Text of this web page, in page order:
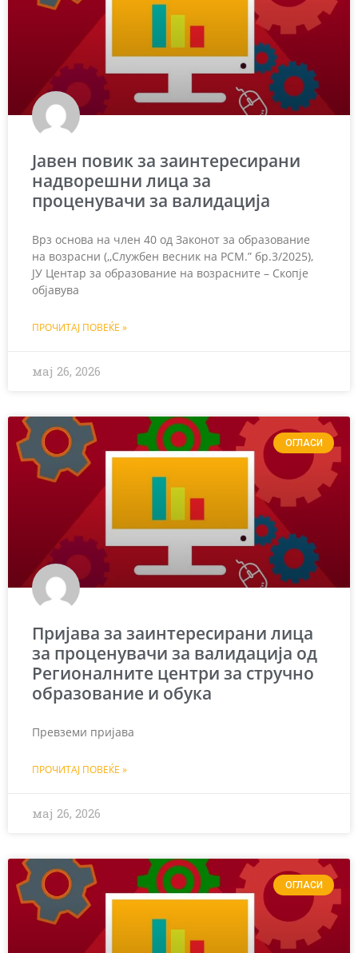
Јавен повик за заинтересирани
надворешни лица за
проценувачи за валидација
Врз основа на член 40 од Законот за образование
на возрасни (,,Службен весник на РСМ.” бр.3/2025),
ЈУ Центар за образование на возрасните – Скопје
објавува
ПРОЧИТАЈ ПОВЕЌЕ »
мај 26, 2026
ОГЛАСИ
Пријава за заинтересирани лица
за проценувачи за валидација од
Регионалните центри за стручно
образование и обука
Превземи пријава
ПРОЧИТАЈ ПОВЕЌЕ »
мај 26, 2026
ОГЛАСИ